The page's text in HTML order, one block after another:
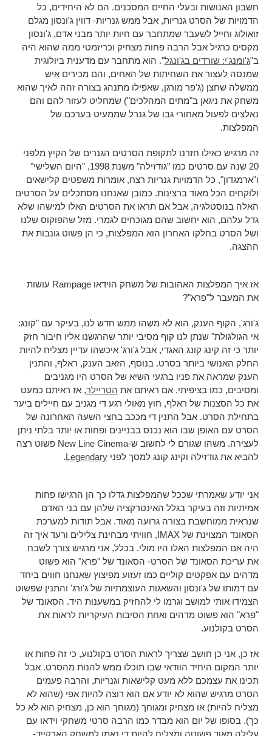
חשבון האנושות ובעלי החיים המסכנים. הם לא היחידים, כל
הדמויות של הסרט גנריות, אבל ממש גנריות- דווין ג'ונסון מגלם
זואולוג וחייל לשעבר שמתחבר עם חיות יותר מבני אדם, ג'ונסון
מקסים כרגיל אבל הרבה פחות מצחיק וכריזמטי ממה שהוא היה
ג'ומנג'י: שורדים בג'ונגל". הוא מתחבר עם מדענית ביולוגית
שמנסה לעצור את השחיתות של האחים, והם מכירים איש
ממשלה שחצן (ג'פר מורגן, שאפילו מתנהג בצורה זהה לאיך שהוא
משחק את ניגאן ב"מתים המהלכים") שמחליט לעזור להם והם
נאלצים לפעול מאחורי גבו של גנרל שממעיט בערכם של
המפלצות.
זה מרגיש כאילו חזרנו לתקופת הסרטים הגנרים של הקיץ מלפני
20 שנה עם סרטים כמו "גודזילה" משנת 1998, "היום השלישי"
ו"ארמגדון", כל הדמויות גנריות רצח, אומרות משפטים קלישאים
ולוקחים הכל מאוד ברצינות. כמובן שאנחנו מסתכלים על הסרטים
האלה בנוסטלגיה, אבל אם תראו את הסרטים האלו למישהו שלא
גדל עלהם, הוא יחשוב שהם מגוכחים לגמרי. מזל שהפוקוס שלנו
ושל הסרט בחלקו האחרון הוא המפלצות, כי הן פשוט גונבות את
ההצגה.
אז איך המפלצות האהובות של משחק הוידאו Rampage עושות
את המעבר ל"פרא"?
ג'ורג', הקוף הענק, הוא לא משהו ממש חדש לנו, בעיקר עם "קונג:
אי הגולגולת" שנתן לנו קוף מסיבי יותר שהרגשנו אליו חיבור חזק
יותר כי זה קינג קונג האגדי, אבל ג'ורג' איכשהו עדיין מצליח להיות
החלק האנושי ביותר בסרט. בנוסף, הזאב הענק, ראלף, והתנין
הענק שמראה את פניו ברגעי השיא של הסרט היו מגניבים
ומסיבים, כמו בציפיתי. אם ראיתם אתהטריילר, אז ראיתם כמעט
את כל הסצנות של ראלף, חוץ מאולי רגע די מגניב עם חיילים ביער
בתחילת הסרט. אבל התנין די מככב בחצי השעה האחרונה של
הסרט עם האופן שבו הוא נכנס בבניינים ופחות או יותר בלתי ניתן
לעצירה. משהו שגורם לי לחשוב ש-New Line Cinema פשוט רצה
להביא את גודזילה וקינג קונג למסך לפניLegendary
.
אני יודע שאמרתי שככל שהמפלצות גדלו כך הן הרגישו פחות
אמיתיות וזה בעיקר בגלל האינטרקציה שלהן עם בני האדם
שנראית ממוחשבת בצורה גרועה מאוד. אבל תודות למערכת
הסאונד המצוינת של IMAX, חוויתי מבחינת צלילים ורעד איך זה
היה אם המפלצות האלו היו מולי. בכלל, אני מרגיש צורך לשבח
את עריכת הסאונד של הסרט- הסאונד של "פרא" הוא פשוט
מדהים עם אפקטים קוליים כמו זעזוע מפיצוץ שאנחנו חווים ביחד
עם דמותו של ג'ונסון והשאגות העוצמתיות של ג'ורג' והתנין שפשוט
הצמידו אותי למושב וגרמו לי להחזיק במשענות היד. הסאונד של
"פרא" הוא פשוט מדהים ואחת הסיבות העיקריות לראות את
הסרט בקולנוע.
אז כן, אני כן חושב שצריך לראות הסרט בקולנוע, כי זה פחות או
יותר המקום היחיד הוודאי שבו תוכלו ממש להנות מהסרט. אבל
תכינו את עצמכם ללא מעט קלישאות וגנריות, והרבה פעמים
הסרט מרגיש שהוא לא יודע אם הוא רוצה להיות אפי (שהוא לא
מצליח להיות) או מצחיק ומגוחך (מגוחך הוא כן, מצחיק הוא לא כל
כך). בסופו של יום הוא מבדר כמו הרבה סרטי משחקי וידאו עם
עלילה מאוד פשוטה ומצליח להיות די נאמן למשחק הארקייד-